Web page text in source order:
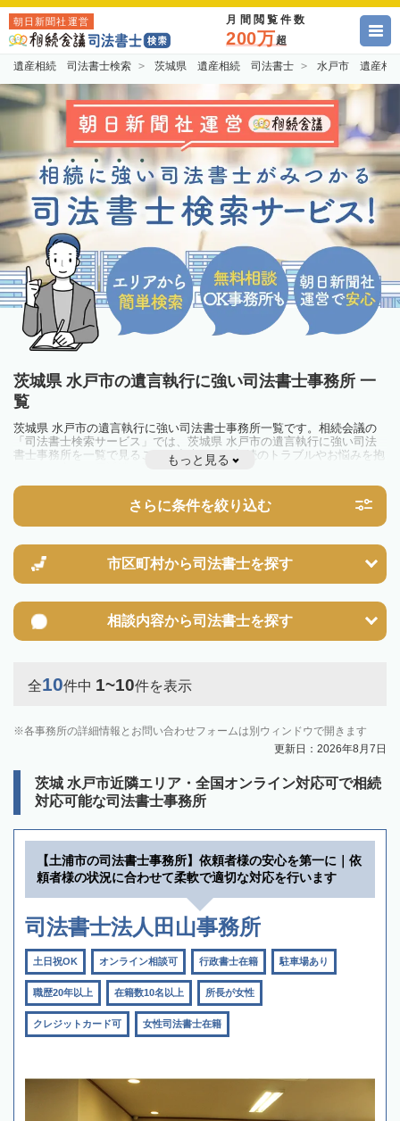
朝日新聞社運営 月間閲覧件数
200万超
遺産相続 司法書士検索 茨城県 遺産相続 司法書士 水戸市 遺産相
茨城県 水戸市の遺言執行に強い司法書士事務所 一
覧
茨城県 水戸市の遺言執行に強い司法書士事務所一覧です。相続会議の
「司法書士検索サービス」では、茨城県 水戸市の遺言執行に強い司法
書士事務所を一覧で見ることが出来ます。相続のトラブルやお悩みを抱
えている方は一度近隣の司法書士に相談してみましょう。
もっと見る
さらに条件を絞り込む
市区町村から司法書士を探す
相談内容から司法書士を探す
全10件中 1~10件を表示
各事務所の詳細情報とお問い合わせフォームは別ウィンドウで開きます
更新日：2026年8月7日
茨城 水戸市近隣エリア・全国オンライン対応可で相続
対応可能な司法書士事務所
【土浦市の司法書士事務所】依頼者様の安心を第一に｜依
頼者様の状況に合わせて柔軟で適切な対応を行います
司法書士法人田山事務所
土日祝OK オンライン相談可 行政書士在籍 駐車場あり
職歴20年以上 在籍数10名以上 所長が女性
クレジットカード可 女性司法書士在籍